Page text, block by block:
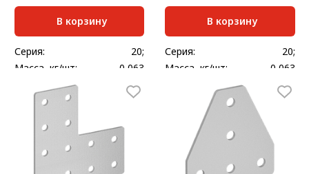
В корзину
Серия:
20;
Масса, кг/шт:
0,063
В корзину
Серия:
20;
Масса, кг/шт:
0,063
2